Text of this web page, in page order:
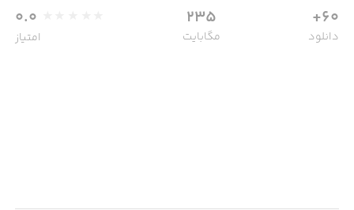
60+
دانلود
235
مگابایت
0.0
امتیاز